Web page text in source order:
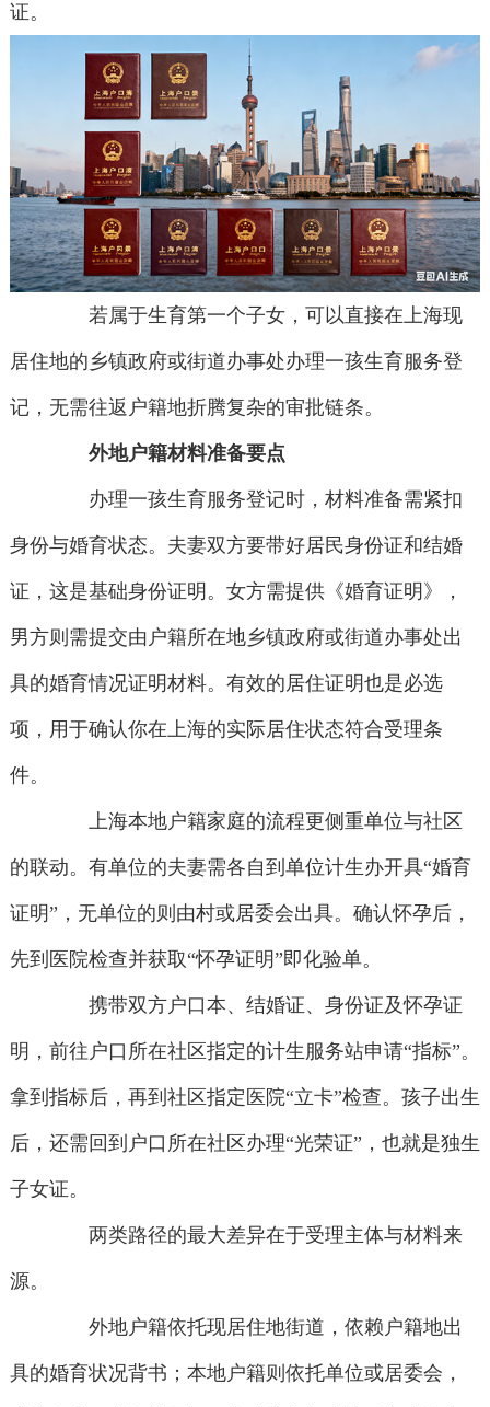
证。
若属于生育第一个子女，可以直接在上海现
居住地的乡镇政府或街道办事处办理一孩生育服务登
记，无需往返户籍地折腾复杂的审批链条。
外地户籍材料准备要点
办理一孩生育服务登记时，材料准备需紧扣
身份与婚育状态。夫妻双方要带好居民身份证和结婚
证，这是基础身份证明。女方需提供《婚育证明》，
男方则需提交由户籍所在地乡镇政府或街道办事处出
具的婚育情况证明材料。有效的居住证明也是必选
项，用于确认你在上海的实际居住状态符合受理条
件。
上海本地户籍家庭的流程更侧重单位与社区
的联动。有单位的夫妻需各自到单位计生办开具“婚育
证明”，无单位的则由村或居委会出具。确认怀孕后，
先到医院检查并获取“怀孕证明”即化验单。
携带双方户口本、结婚证、身份证及怀孕证
明，前往户口所在社区指定的计生服务站申请“指标”。
拿到指标后，再到社区指定医院“立卡”检查。孩子出生
后，还需回到户口所在社区办理“光荣证”，也就是独生
子女证。
两类路径的最大差异在于受理主体与材料来
源。
外地户籍依托现居住地街道，依赖户籍地出
具的婚育状况背书；本地户籍则依托单位或居委会，